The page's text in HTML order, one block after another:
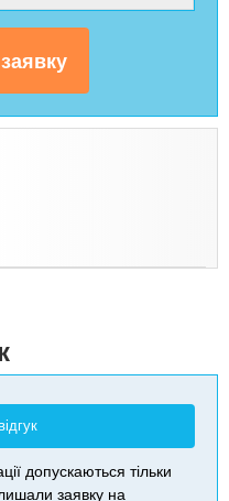
допускаються тільки
заявку на